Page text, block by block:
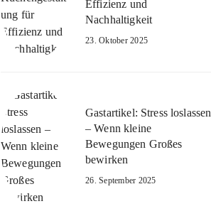
Effizienz und
Nachhaltigkeit
23. Oktober 2025
Gastartikel: Stress loslassen
– Wenn kleine
Bewegungen Großes
bewirken
26. September 2025